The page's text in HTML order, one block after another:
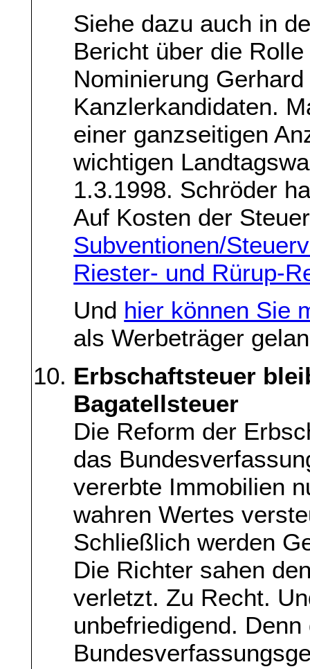
Siehe dazu auch in
Bericht über die
Nominierung
Kanzlerkandidaten.
einer ganzseitigen
wichtigen
1.3.1998. Schröder
Auf Kosten der
Subventionen/
Riester- und Rürup-
Und hier können Sie
als Werbeträger
Erbschaftsteuer
Bagatellsteuer
Die Reform der
das
vererbte Immobilien
wahren Wertes
Schließlich werden
Die Richter sahen
verletzt. Zu Recht.
unbefriedigend. Denn